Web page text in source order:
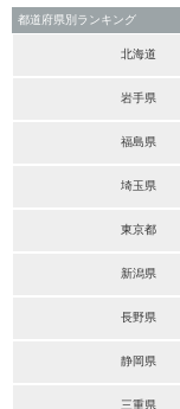
都道府県別ランキング
北海道
岩手県
福島県
埼玉県
東京都
新潟県
長野県
静岡県
三重県